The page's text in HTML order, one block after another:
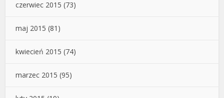
czerwiec 2015 (73)
maj 2015 (81)
kwiecień 2015 (74)
marzec 2015 (95)